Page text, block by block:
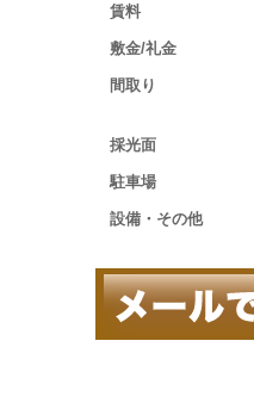
賃料
敷金/礼金
間取り
採光面
駐車場
設備・その他